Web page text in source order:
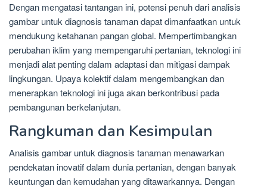
Dengan mengatasi tantangan ini, potensi penuh dari analisis
gambar untuk diagnosis tanaman dapat dimanfaatkan untuk
mendukung ketahanan pangan global. Mempertimbangkan
perubahan iklim yang mempengaruhi pertanian, teknologi ini
menjadi alat penting dalam adaptasi dan mitigasi dampak
lingkungan. Upaya kolektif dalam mengembangkan dan
menerapkan teknologi ini juga akan berkontribusi pada
pembangunan berkelanjutan.
Rangkuman dan Kesimpulan
Analisis gambar untuk diagnosis tanaman menawarkan
pendekatan inovatif dalam dunia pertanian, dengan banyak
keuntungan dan kemudahan yang ditawarkannya. Dengan